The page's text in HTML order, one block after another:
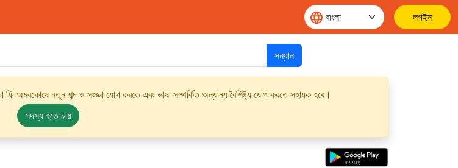
লগইন
সন্ধান
অমরকোষে নতুন শব্দ ও সংজ্ঞা যোগ করতে এবং ভাষা সম্পর্কিত অন্যান্য বৈশিষ্ট্য যোগ করতে সহায়ক হবে।
সদস্য হতে চায়